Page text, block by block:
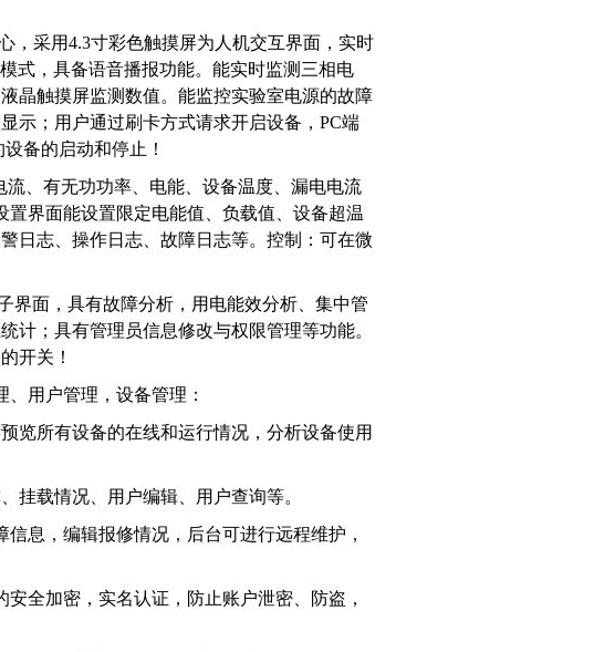
，采用4.3寸彩色触摸屏为人机交互界面，实时
式，具备语音播报功能。能实时监测三相电
晶触摸屏监测数值。能监控实验室电源的故障
示；用户通过刷卡方式请求开启设备，PC端
备的启动和停止！
、有无功功率、电能、设备温度、漏电电流
界面能设置限定电能值、负载值、设备超温
日志、操作日志、故障日志等。控制：可在微
界面，具有故障分析，用电能效分析、集中管
计；具有管理员信息修改与权限管理等功能。
开关！
用户管理，设备管理：
览所有设备的在线和运行情况，分析设备使用
挂载情况、用户编辑、用户查询等。
息，编辑报修情况，后台可进行远程维护，
全加密，实名认证，防止账户泄密、防盗，